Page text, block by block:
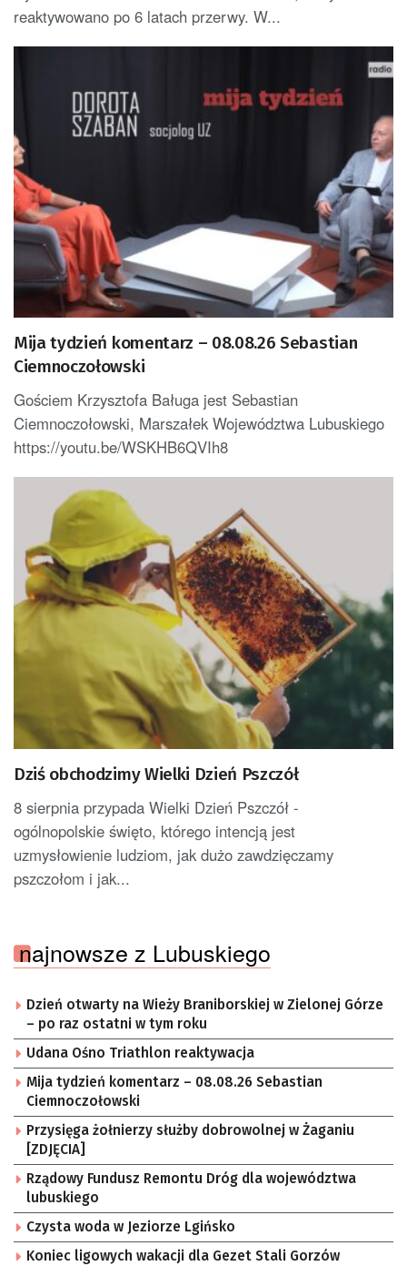
reaktywowano po 6 latach przerwy. W...
Mija tydzień komentarz – 08.08.26 Sebastian
Ciemnoczołowski
Gościem Krzysztofa Baługa jest Sebastian
Ciemnoczołowski, Marszałek Województwa Lubuskiego
https://youtu.be/WSKHB6QVIh8
Dziś obchodzimy Wielki Dzień Pszczół
8 sierpnia przypada Wielki Dzień Pszczół -
ogólnopolskie święto, którego intencją jest
uzmysłowienie ludziom, jak dużo zawdzięczamy
pszczołom i jak...
najnowsze z Lubuskiego
Dzień otwarty na Wieży Braniborskiej w Zielonej Górze
– po raz ostatni w tym roku
Udana Ośno Triathlon reaktywacja
Mija tydzień komentarz – 08.08.26 Sebastian
Ciemnoczołowski
Przysięga żołnierzy służby dobrowolnej w Żaganiu
[ZDJĘCIA]
Rządowy Fundusz Remontu Dróg dla województwa
lubuskiego
Czysta woda w Jeziorze Lgińsko
Koniec ligowych wakacji dla Gezet Stali Gorzów